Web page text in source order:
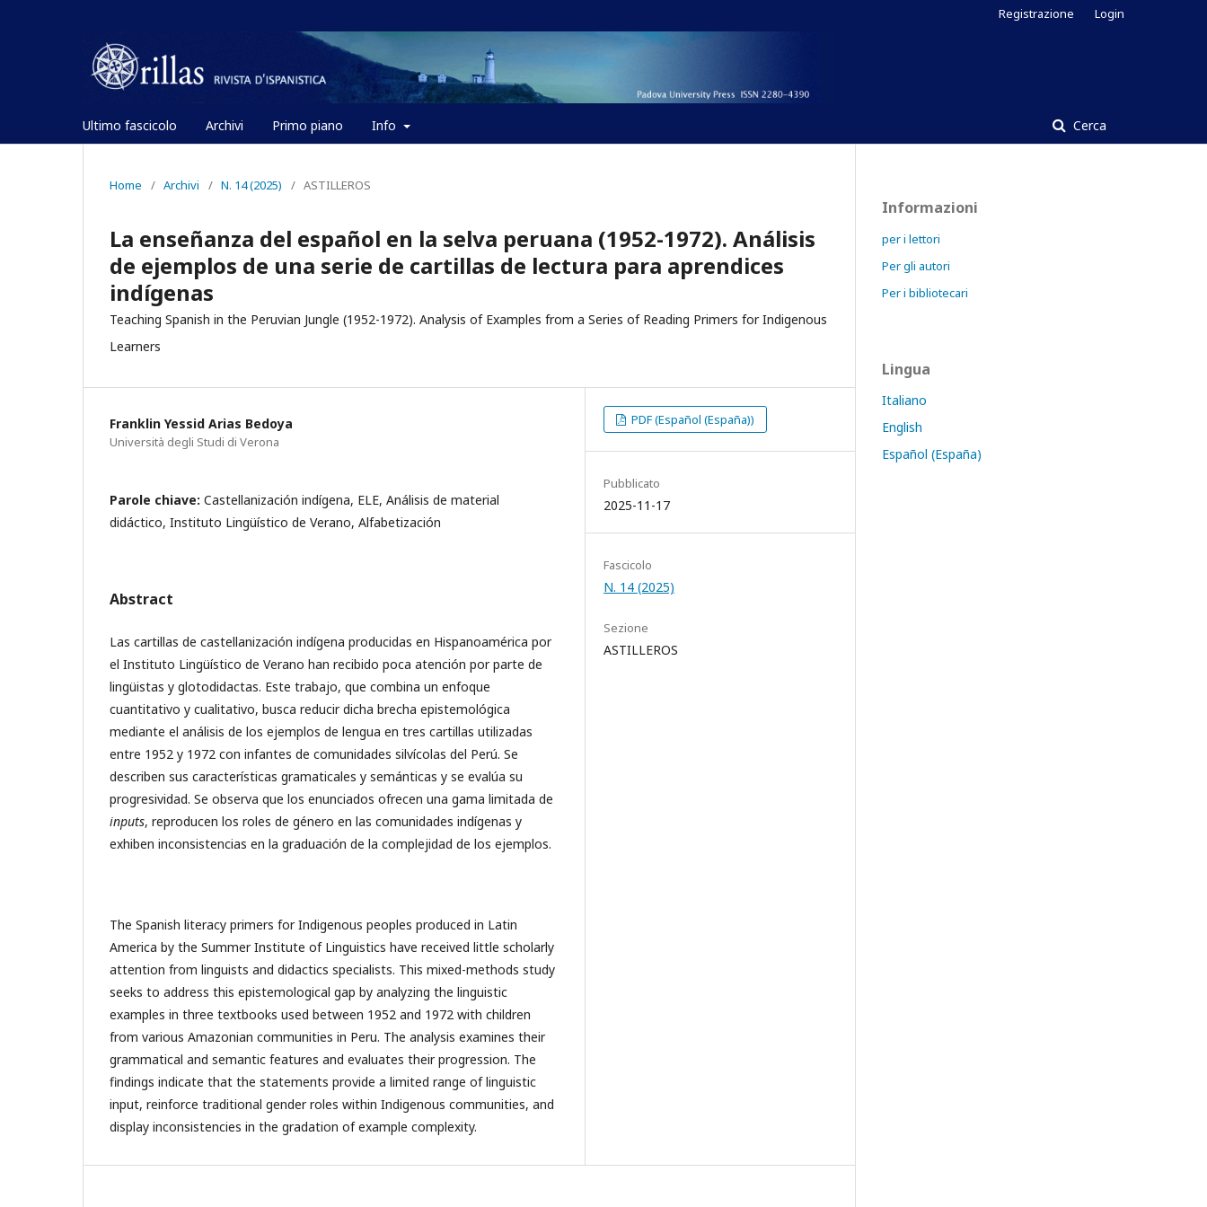
Ultimo fascicolo Archivi Primo piano Info Cerca
Registrazione Login
Home / Archivi / N. 14 (2025) / ASTILLEROS
La enseñanza del español en la selva peruana (1952-1972). Análisis
de ejemplos de una serie de cartillas de lectura para aprendices
indígenas
Teaching Spanish in the Peruvian Jungle (1952-1972). Analysis of Examples from a Series of Reading Primers for Indigenous
Learners
Franklin Yessid Arias Bedoya
Università degli Studi di Verona
Parole chiave: Castellanización indígena, ELE, Análisis de material
didáctico, Instituto Lingüístico de Verano, Alfabetización
Abstract
Las cartillas de castellanización indígena producidas en Hispanoamérica por
el Instituto Lingüístico de Verano han recibido poca atención por parte de
lingüistas y glotodidactas. Este trabajo, que combina un enfoque
cuantitativo y cualitativo, busca reducir dicha brecha epistemológica
mediante el análisis de los ejemplos de lengua en tres cartillas utilizadas
entre 1952 y 1972 con infantes de comunidades silvícolas del Perú. Se
describen sus características gramaticales y semánticas y se evalúa su
progresividad. Se observa que los enunciados ofrecen una gama limitada de
inputs, reproducen los roles de género en las comunidades indígenas y
exhiben inconsistencias en la graduación de la complejidad de los ejemplos.
The Spanish literacy primers for Indigenous peoples produced in Latin
America by the Summer Institute of Linguistics have received little scholarly
attention from linguists and didactics specialists. This mixed-methods study
seeks to address this epistemological gap by analyzing the linguistic
examples in three textbooks used between 1952 and 1972 with children
from various Amazonian communities in Peru. The analysis examines their
grammatical and semantic features and evaluates their progression. The
findings indicate that the statements provide a limited range of linguistic
input, reinforce traditional gender roles within Indigenous communities, and
display inconsistencies in the gradation of example complexity.
PDF (Español (España))
Pubblicato
2025-11-17
Fascicolo
N. 14 (2025)
Sezione
ASTILLEROS
Informazioni
per i lettori
Per gli autori
Per i bibliotecari
Lingua
Italiano
English
Español (España)